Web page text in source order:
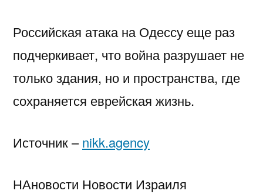
Российская атака на Одессу еще раз
подчеркивает, что война разрушает не
только здания, но и пространства, где
сохраняется еврейская жизнь.
Источник –nikk.agency
НАновости Новости Израиля